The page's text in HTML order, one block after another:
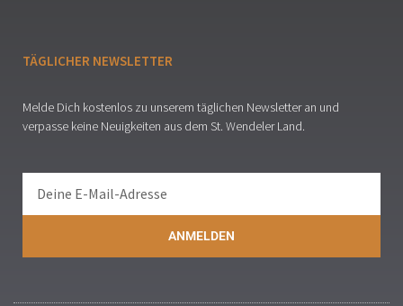
TÄGLICHER NEWSLETTER
Melde Dich kostenlos zu unserem täglichen Newsletter an und
verpasse keine Neuigkeiten aus dem St. Wendeler Land.
ANMELDEN